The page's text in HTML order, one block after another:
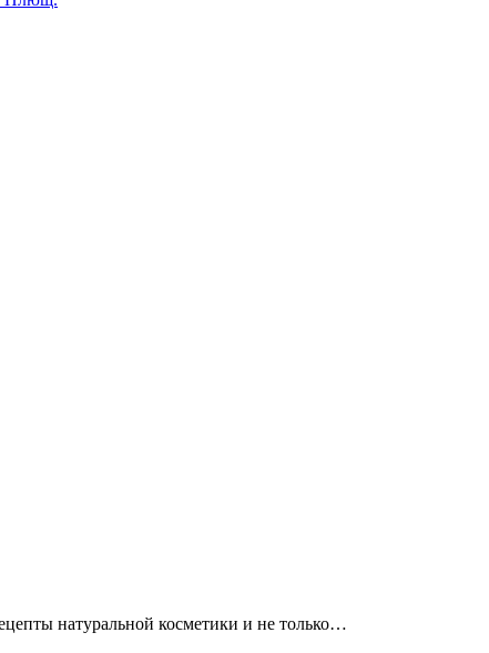
натуральной косметики и не только…